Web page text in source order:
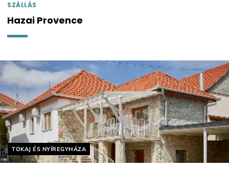
SZÁLLÁS
Hazai Provence
Helyszín címkék:
TOKAJ ÉS NYÍREGYHÁZA